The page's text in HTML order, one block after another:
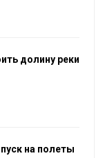
долину реки
на полеты